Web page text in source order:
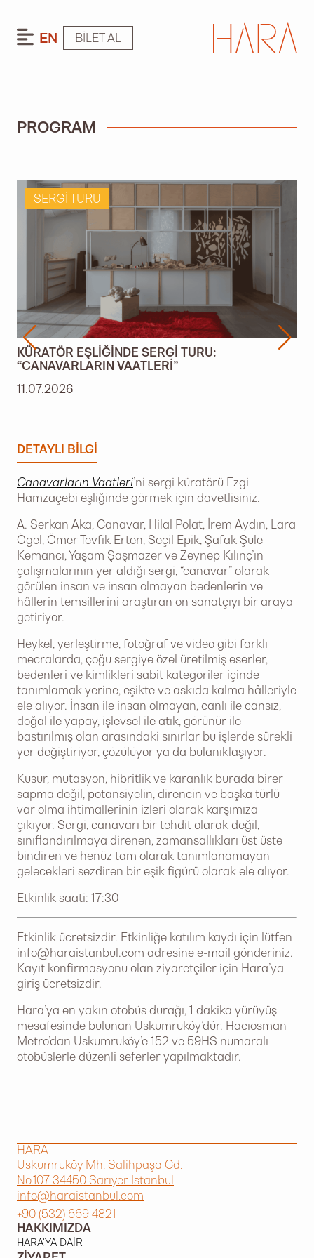
EN BILET AL
PROGRAM
SERGI TURU
KÜRATÖR EŞLIĞINDE SERGI TURU:
“CANAVARLARIN VAATLERI”
11.07.2026
DETAYLI BILGI
Canavarların Vaatleri’ni sergi küratörü Ezgi
Hamzaçebi eşliğinde görmek için davetlisiniz.
A. Serkan Aka, Canavar, Hilal Polat, İrem Aydın, Lara
Ögel, Ömer Tevfik Erten, Seçil Epik, Şafak Şule
Kemancı, Yaşam Şaşmazer ve Zeynep Kılınç’ın
çalışmalarının yer aldığı sergi, “canavar” olarak
görülen insan ve insan olmayan bedenlerin ve
hâllerin temsillerini araştıran on sanatçıyı bir araya
getiriyor.
Heykel, yerleştirme, fotoğraf ve video gibi farklı
mecralarda, çoğu sergiye özel üretilmiş eserler,
bedenleri ve kimlikleri sabit kategoriler içinde
tanımlamak yerine, eşikte ve askıda kalma hâlleriyle
ele alıyor. İnsan ile insan olmayan, canlı ile cansız,
doğal ile yapay, işlevsel ile atık, görünür ile
bastırılmış olan arasındaki sınırlar bu işlerde sürekli
yer değiştiriyor, çözülüyor ya da bulanıklaşıyor.
Kusur, mutasyon, hibritlik ve karanlık burada birer
sapma değil, potansiyelin, direncin ve başka türlü
var olma ihtimallerinin izleri olarak karşımıza
çıkıyor. Sergi, canavarı bir tehdit olarak değil,
sınıflandırılmaya direnen, zamansallıkları üst üste
bindiren ve henüz tam olarak tanımlanamayan
gelecekleri sezdiren bir eşik figürü olarak ele alıyor.
Etkinlik saati: 17:30
Etkinlik ücretsizdir. Etkinliğe katılım kaydı için lütfen
info@haraistanbul.com adresine e-mail gönderiniz.
Kayıt konfirmasyonu olan ziyaretçiler için Hara’ya
giriş ücretsizdir.
Hara’ya en yakın otobüs durağı, 1 dakika yürüyüş
mesafesinde bulunan Uskumruköy’dür. Hacıosman
Metro’dan Uskumruköy’e 152 ve 59HS numaralı
otobüslerle düzenli seferler yapılmaktadır.
HARA
Uskumruköy Mh. Salihpaşa Cd.
No.107 34450 Sarıyer İstanbul
info@haraistanbul.com
+90 (532) 669 4821
HAKKIMIZDA
HARA'YA DAIR